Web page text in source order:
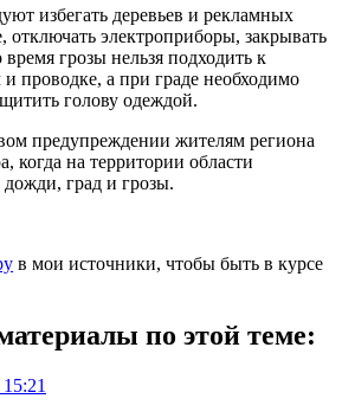
избегать деревьев и рекламных
отключать электроприборы, закрывать
грозы нельзя подходить к
проводке, а при граде необходимо
голову одеждой.
предупреждении жителям региона
когда на территории области
град и грозы.
в мои источники, чтобы быть в курсе
по этой теме: